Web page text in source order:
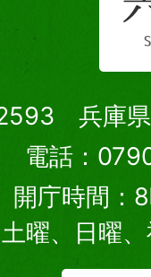
兵庫県
電話：
開庁時間：
土曜、日曜